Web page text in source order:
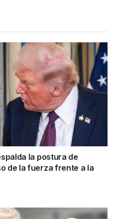
la postura de
de la fuerza frente a la